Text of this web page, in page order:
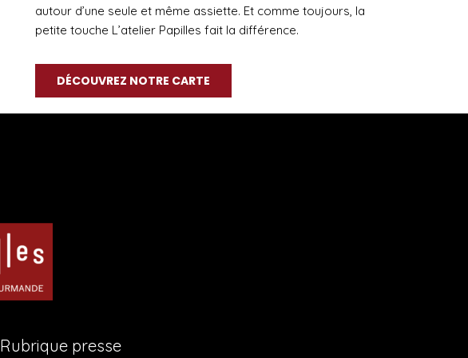
autour d’une seule et même assiette. Et comme toujours, la
petite touche L’atelier Papilles fait la différence.
DÉCOUVREZ NOTRE CARTE
Rubrique presse